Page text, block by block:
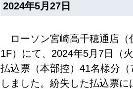
2024年5月27日
ローソン宮崎高千穂通店
1F）にて、2024年5月7日（
払込票（本部控）41名様分
しました。紛失した払込票